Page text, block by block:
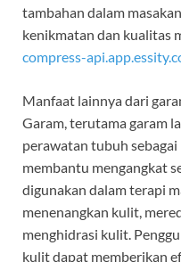
tambahan dalam
kenikmatan dan kualitas
compress-
Manfaat lainnya dari
Garam, terutama garam
perawatan tubuh
membantu mengangkat
digunakan dalam terapi
menenangkan kulit,
menghidrasi kulit.
kulit dapat memberikan